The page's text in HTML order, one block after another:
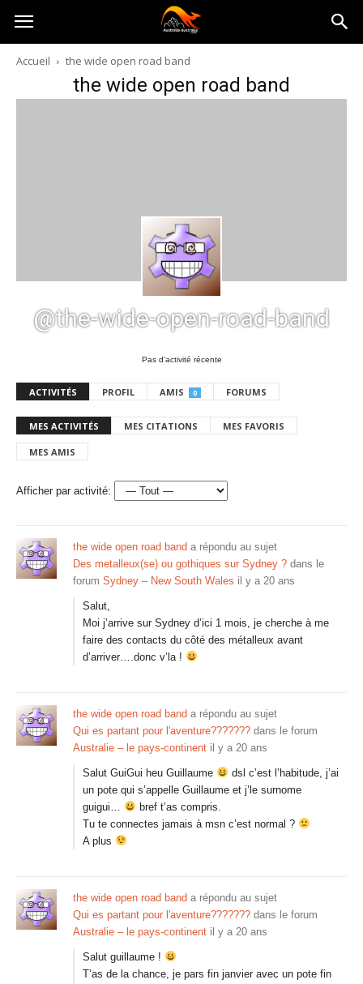
Australia-
australie.com
Accueil the wide open road band
the wide open road band
@the-wide-open-road-band
Pas d’activité récente
ACTIVITÉS PROFIL AMIS 0 FORUMS
MES ACTIVITÉS MES CITATIONS MES FAVORIS
MES AMIS
Afficher par activité:
the wide open road band a répondu au sujet
Des metalleux(se) ou gothiques sur Sydney ? dans le
forum Sydney – New South Wales il y a 20 ans
Salut,
Moi j’arrive sur Sydney d’ici 1 mois, je cherche à me
faire des contacts du côté des métalleux avant
d’arriver….donc v’la !
the wide open road band a répondu au sujet
Qui es partant pour l'aventure??????? dans le forum
Australie – le pays-continent il y a 20 ans
Salut GuiGui heu Guillaume
dsl c’est l’habitude, j’ai
un pote qui s’appelle Guillaume et j’le surnome
guigui…
bref t’as compris.
Tu te connectes jamais à msn c’est normal ?
A plus
the wide open road band a répondu au sujet
Qui es partant pour l'aventure??????? dans le forum
Australie – le pays-continent il y a 20 ans
Salut guillaume !
T’as de la chance, je pars fin janvier avec un pote fin